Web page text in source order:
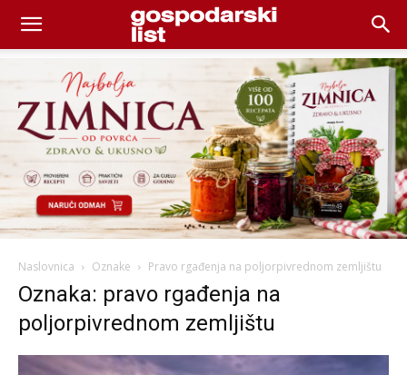
Naslovnica Oznake Pravo rgađenja na poljorpivrednom zemljištu
Oznaka: pravo rgađenja na
poljorpivrednom zemljištu